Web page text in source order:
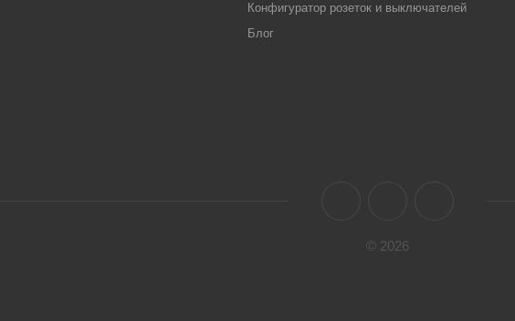
Конфигуратор розеток и выключателей
Блог
© 2026